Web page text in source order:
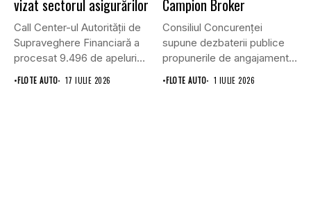
vizat sectorul asigurărilor
Call Center-ul Autorității de
Supraveghere Financiară a
procesat 9.496 de apeluri
primite...
•FLOTE AUTO 17 IULIE 2026
Campion Broker
Consiliul Concurenţei
supune dezbaterii publice
propunerile de angajamente
formulate de Allianz-Ţiriac
•FLOTE AUTO 1 IULIE 2026